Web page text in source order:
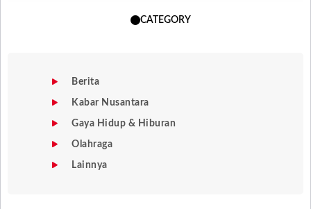
CATEGORY
Berita
Kabar Nusantara
Gaya Hidup & Hiburan
Olahraga
Lainnya